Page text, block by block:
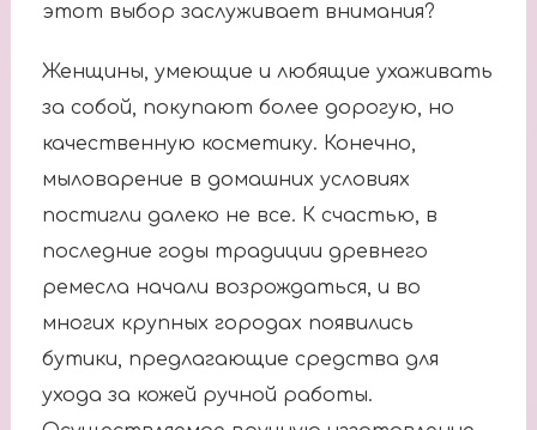
этот выбор заслуживает внимания?
Женщины, умеющие и любящие ухаживать
за собой, покупают более дорогую, но
качественную косметику. Конечно,
мыловарение в домашних условиях
постигли далеко не все. К счастью, в
последние годы традиции древнего
ремесла начали возрождаться, и во
многих крупных городах появились
бутики, предлагающие средства для
ухода за кожей ручной работы.